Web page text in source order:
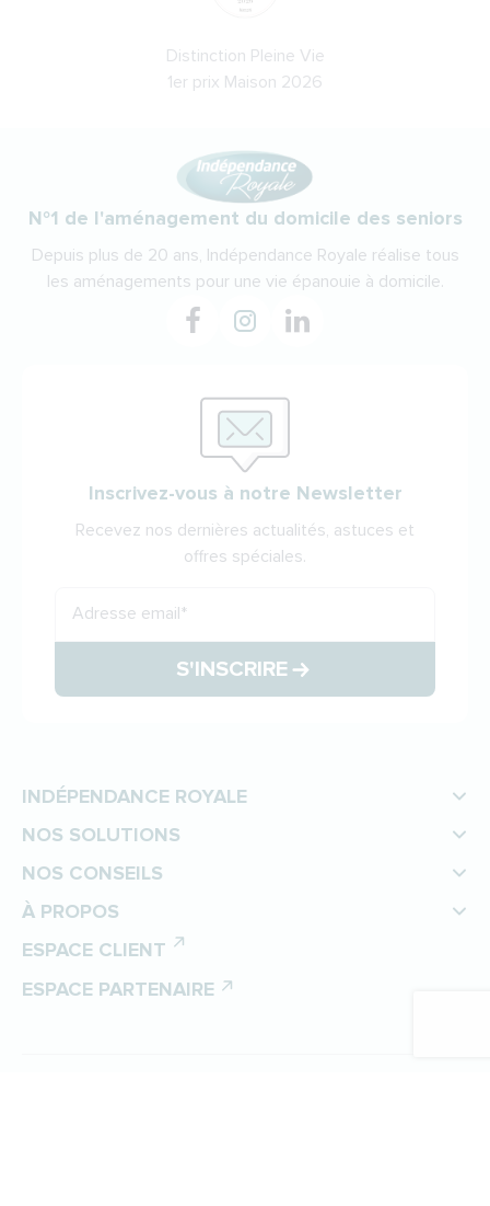
Distinction Pleine Vie
1er prix Maison 2026
N°1 de l'aménagement du domicile des seniors
Depuis plus de 20 ans, Indépendance Royale réalise tous
les aménagements pour une vie épanouie à domicile.
Inscrivez-vous à notre Newsletter
Recevez nos dernières actualités, astuces et
offres spéciales.
Adresse email*
S'INSCRIRE
INDÉPENDANCE ROYALE
NOS SOLUTIONS
NOS CONSEILS
À PROPOS
ESPACE CLIENT
ESPACE PARTENAIRE